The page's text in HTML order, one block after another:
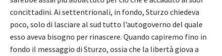
concittadini. Ai settentrionali, in fondo, Sturzo chiedeva
poco, solo di lasciare al sud tutto l’autogoverno del quale
esso aveva bisogno per rinascere. Quando capiremo fino in
fondo il messaggio di Sturzo, ossia che la libertà giova a